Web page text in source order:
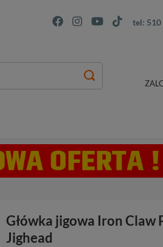
tel:
Główka jigowa Iron Claw
Jighead